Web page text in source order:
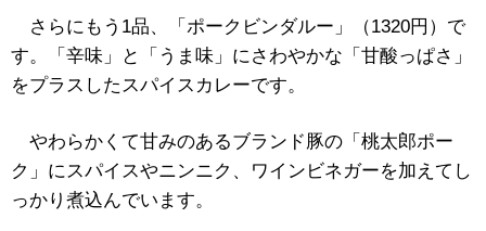
さらにもう1品、「ポークビンダルー」（1320円）で
す。「辛味」と「うま味」にさわやかな「甘酸っぱさ」
をプラスしたスパイスカレーです。
やわらかくて甘みのあるブランド豚の「桃太郎ポー
ク」にスパイスやニンニク、ワインビネガーを加えてし
っかり煮込んでいます。